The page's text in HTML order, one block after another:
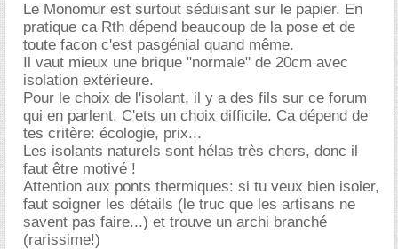
Le Monomur est surtout séduisant sur le papier. En
pratique ca Rth dépend beaucoup de la pose et de
toute facon c'est pasgénial quand même.
Il vaut mieux une brique "normale" de 20cm avec
isolation extérieure.
Pour le choix de l'isolant, il y a des fils sur ce forum
qui en parlent. C'ets un choix difficile. Ca dépend de
tes critère: écologie, prix...
Les isolants naturels sont hélas très chers, donc il
faut être motivé !
Attention aux ponts thermiques: si tu veux bien isoler,
faut soigner les détails (le truc que les artisans ne
savent pas faire...) et trouve un archi branché
(rarissime!)